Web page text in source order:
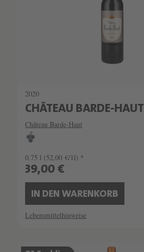
2020
CHÂTEAU BARDE-HAUT
Château Barde-Haut
0.75 l (52,00 €/1l) *
39,00 €
IN DEN WARENKORB
Lebensmittelhinweise